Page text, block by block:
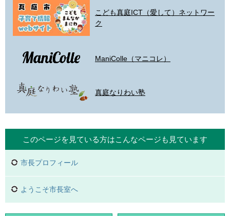
こども真庭ICT（愛して）ネットワー
ク
ManiColle（マニコレ）
真庭なりわい塾
このページを見ている方はこんなページも見ています
市長プロフィール
ようこそ市長室へ